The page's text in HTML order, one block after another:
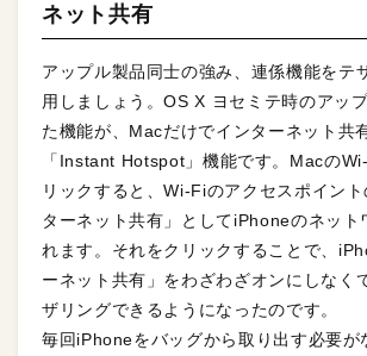
ネット共有
アップル製品同士の強み、連係機能をテ
用しましょう。OS X ヨセミテ時のアッ
た機能が、Macだけでインターネット共
「Instant Hotspot」機能です。Macの
リックすると、Wi-Fiのアクセスポイン
ターネット共有」としてiPhoneのネット
れます。それをクリックすることで、
ーネット共有」をわざわざオンにしなく
ザリングできるようになったのです。
毎回iPhoneをバッグから取り出す必要が